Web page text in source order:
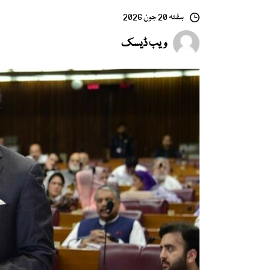
ہفتہ 20 جون 2026
ویب ڈیسک